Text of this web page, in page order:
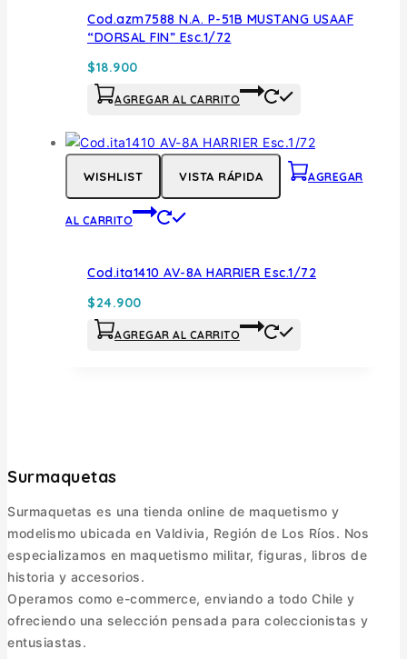
Cod.azm7588 N.A. P-51B MUSTANG USAAF
“DORSAL FIN” Esc.1/72
$18.900
AGREGAR AL CARRITO
WISHLIST VISTA RÁPIDA AGREGAR
AL CARRITO
Cod.ita1410 AV-8A HARRIER Esc.1/72
$24.900
AGREGAR AL CARRITO
Surmaquetas
Surmaquetas es una tienda online de maquetismo y
modelismo ubicada en Valdivia, Región de Los Ríos. Nos
especializamos en maquetismo militar, figuras, libros de
historia y accesorios.
Operamos como e-commerce, enviando a todo Chile y
ofreciendo una selección pensada para coleccionistas y
entusiastas.